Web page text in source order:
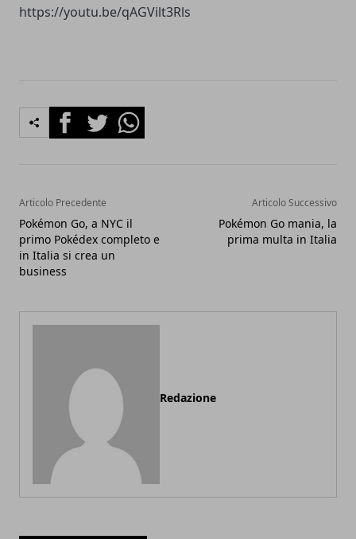
https://youtu.be/qAGVilt3Rls
FacebookTwitterWhatsapp
Articolo Precedente
Pokémon Go, a NYC il
primo Pokédex completo e
in Italia si crea un
business
Articolo Successivo
Pokémon Go mania, la
prima multa in Italia
Redazione